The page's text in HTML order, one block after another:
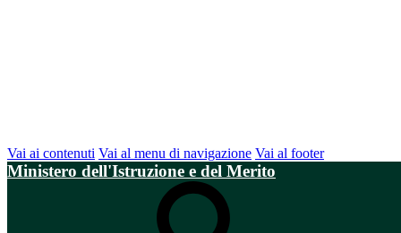
Vai ai contenuti Vai al menu di navigazione Vai al footer
Ministero dell'Istruzione e del Merito